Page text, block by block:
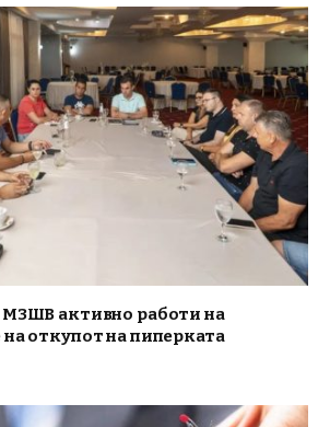
активно работи на
откупот на пиперката